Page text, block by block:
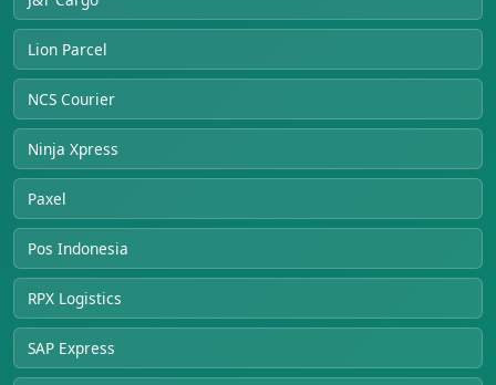
Lion Parcel
NCS Courier
Ninja Xpress
Paxel
Pos Indonesia
RPX Logistics
SAP Express